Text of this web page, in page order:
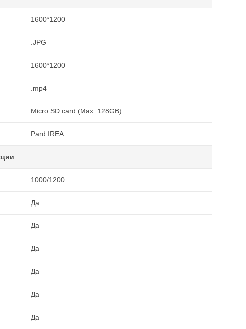
1600*1200
.JPG
1600*1200
.mp4
Micro SD card (Max. 128GB)
Pard IREA
1000/1200
Да
Да
Да
Да
Да
Да